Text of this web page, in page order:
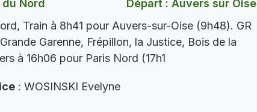
Nord
Départ : Auvers sur Oise
Train à 8h41 pour Auvers-sur-Oise (9h48). GR
Garenne, Frépillon, la Justice, Bois de la
à 16h06 pour Paris Nord (17h1
: WOSINSKI Evelyne